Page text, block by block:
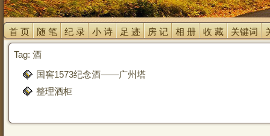
首 页 随 笔 纪 录 小 诗 足 迹 房 记 相 册 收 藏 关键词
Tag: 酒
国窖1573纪念酒——广州塔
整理酒柜